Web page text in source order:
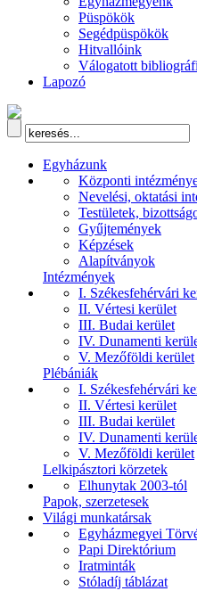
Püspökök
Segédpüspökök
Hitvallóink
Válogatott
Lapozó
Egyházunk
Központi
Nevelési, oktatási
Testületek,
Gyűjtemények
Képzések
Alapítványok
Intézmények
I. Székesfehérvári
II. Vértesi kerület
III. Budai kerület
IV. Dunamenti
V. Mezőföldi kerület
Plébániák
I. Székesfehérvári
II. Vértesi kerület
III. Budai kerület
IV. Dunamenti
V. Mezőföldi kerület
Lelkipásztori körzetek
Elhunytak 2003-tól
Papok, szerzetesek
Világi munkatársak
Egyházmegyei
Papi Direktórium
Iratminták
Stóladíj táblázat